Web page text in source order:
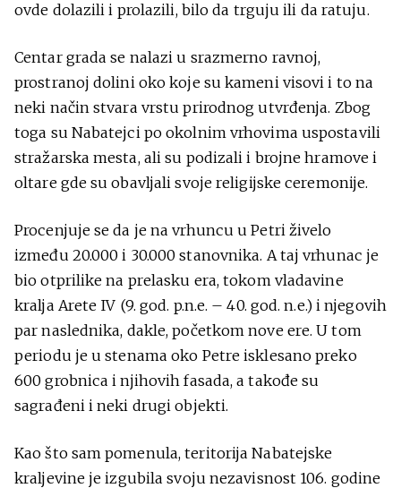
ovde dolazili i prolazili, bilo da trguju ili da ratuju.
Centar grada se nalazi u srazmerno ravnoj,
prostranoj dolini oko koje su kameni visovi i to na
neki način stvara vrstu prirodnog utvrđenja. Zbog
toga su Nabatejci po okolnim vrhovima uspostavili
stražarska mesta, ali su podizali i brojne hramove i
oltare gde su obavljali svoje religijske ceremonije.
Procenjuje se da je na vrhuncu u Petri živelo
između 20.000 i 30.000 stanovnika. A taj vrhunac je
bio otprilike na prelasku era, tokom vladavine
kralja Arete IV (9. god. p.n.e. – 40. god. n.e.) i njegovih
par naslednika, dakle, početkom nove ere. U tom
periodu je u stenama oko Petre isklesano preko
600 grobnica i njihovih fasada, a takođe su
sagrađeni i neki drugi objekti.
Kao što sam pomenula, teritorija Nabatejske
kraljevine je izgubila svoju nezavisnost 106. godine